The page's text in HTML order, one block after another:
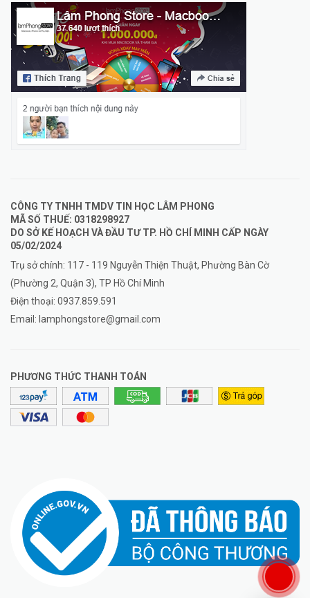
CÔNG TY TNHH TMDV TIN HỌC LÂM PHONG
MÃ SỐ THUẾ: 0318298927
DO SỞ KẾ HOẠCH VÀ ĐẦU TƯ TP. HỒ CHÍ MINH CẤP NGÀY
05/02/2024
Trụ sở chính: 117 - 119 Nguyễn Thiện Thuật, Phường Bàn Cờ
(Phường 2, Quận 3), TP Hồ Chí Minh
Điện thoại: 0937.859.591
Email: lamphongstore@gmail.com
PHƯƠNG THỨC THANH TOÁN